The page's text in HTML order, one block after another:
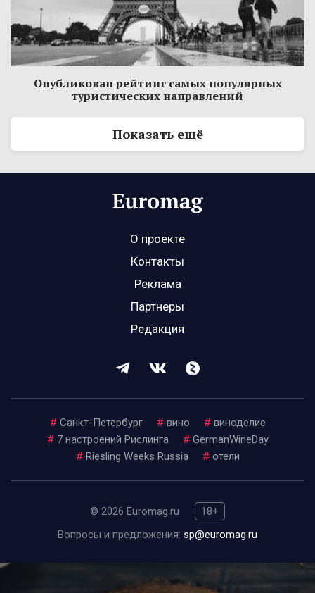
Опубликован рейтинг самых популярных
туристических направлений
Показать ещё
О проекте
Контакты
Реклама
Партнеры
Редакция
# Санкт-Петербург # вино # виноделие
# 7 настроений Рислинга # GermanWineDay
# Riesling Weeks Russia # отели
© 2026 Euromag.ru
18+
Вопросы и предложения: sp@euromag.ru